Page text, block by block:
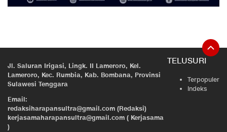
Jl. Saluran Irigasi, Lingk. II Lameroro, Kel.
Lameroro, Kec. Rumbia, Kab. Bombana, Provinsi
Sulawesi Tenggara
Email:
redaksiharapansultra@gmail.com (Redaksi)
kerjasamaharapansultra@gmail.com ( Kerjasama
)
TELUSURI
Terpopuler
Indeks